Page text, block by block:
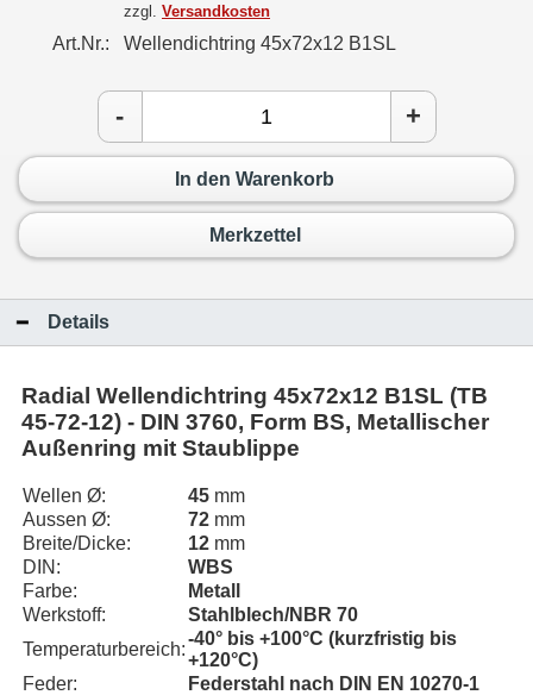
zzgl. Versandkosten
Art.Nr.: Wellendichtring 45x72x12 B1SL
- +
In den Warenkorb
Merkzettel
Details
Radial Wellendichtring 45x72x12 B1SL (TB
45-72-12) - DIN 3760, Form BS, Metallischer
Außenring mit Staublippe
Wellen Ø: 45 mm
Aussen Ø:
72 mm
Breite/Dicke:
12 mm
DIN:
WBS
Farbe:
Metall
Werkstoff:
Stahlblech/NBR 70
Temperaturbereich:
-40° bis +100°C (kurzfristig bis
+120°C)
Feder:
Federstahl nach DIN EN 10270-1